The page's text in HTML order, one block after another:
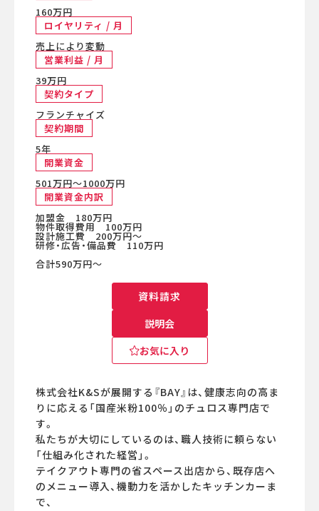
160万円
ロイヤリティ / 月
売上により変動
営業利益 / 月
39万円
契約タイプ
フランチャイズ
契約期間
5年
開業資金
501万円〜1000万円
開業資金内訳
加盟金 180万円
物件取得費用 100万円
設計施工費 200万円～
研修・広告・備品費 110万円
合計590万円～
資料請求
説明会
お気に入り
株式会社K&Sが展開する『BAY』は、健康志向の高ま
りに応える「国産米粉100％」のチュロス専門店で
す。
私たちが大切にしているのは、職人技術に頼らない
「仕組み化された経営」。
テイクアウト専門の省スペース出店から、既存店へ
のメニュー導入、機動力を活かしたキッチンカーま
で、